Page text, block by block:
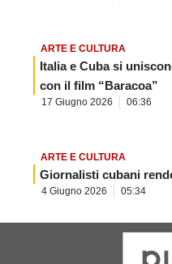
ARTE E CULTURA
Italia e Cuba si
con il film “Baracoa”
17 Giugno 2026 06:36
ARTE E CULTURA
Giornalisti cubani
4 Giugno 2026 05:34